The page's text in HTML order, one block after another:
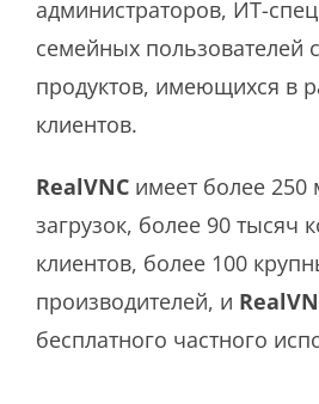
администраторов, ИТ-
семейных пользователей
продуктов, имеющихся в
клиентов.
RealVNC имеет более 250
загрузок, более 90 тысяч
клиентов, более 100
производителей, и
бесплатного частного